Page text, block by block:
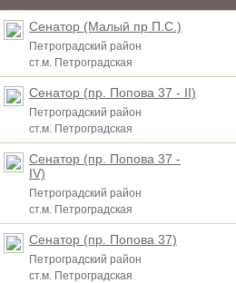
Сенатор (Малый пр П.С.)
Петроградский район
ст.м. Петроградская
Сенатор (пр. Попова 37 - II)
Петроградский район
ст.м. Петроградская
Сенатор (пр. Попова 37 -
IV)
Петроградский район
ст.м. Петроградская
Сенатор (пр. Попова 37)
Петроградский район
ст.м. Петроградская